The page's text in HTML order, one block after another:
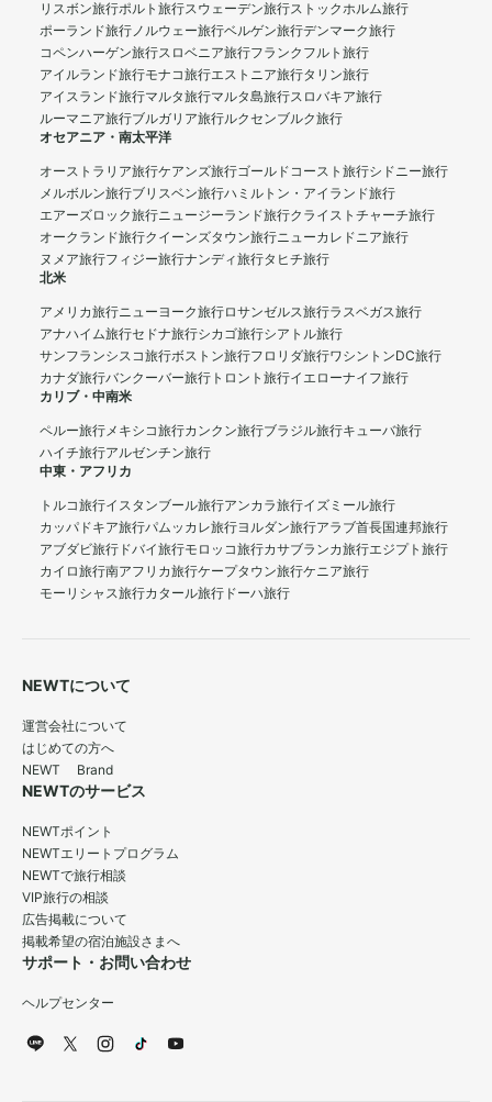
リスボン旅行ポルト旅行スウェーデン旅行ストックホルム旅行
ポーランド旅行ノルウェー旅行ベルゲン旅行デンマーク旅行
コペンハーゲン旅行スロベニア旅行フランクフルト旅行
アイルランド旅行モナコ旅行エストニア旅行タリン旅行
アイスランド旅行マルタ旅行マルタ島旅行スロバキア旅行
ルーマニア旅行ブルガリア旅行ルクセンブルク旅行
オセアニア・南太平洋
オーストラリア旅行ケアンズ旅行ゴールドコースト旅行シドニー旅行
メルボルン旅行ブリスベン旅行ハミルトン・アイランド旅行
エアーズロック旅行ニュージーランド旅行クライストチャーチ旅行
オークランド旅行クイーンズタウン旅行ニューカレドニア旅行
ヌメア旅行フィジー旅行ナンディ旅行タヒチ旅行
北米
アメリカ旅行ニューヨーク旅行ロサンゼルス旅行ラスベガス旅行
アナハイム旅行セドナ旅行シカゴ旅行シアトル旅行
サンフランシスコ旅行ボストン旅行フロリダ旅行ワシントンDC旅行
カナダ旅行バンクーバー旅行 トロント旅行イエローナイフ旅行
カリブ・中南米
ペルー旅行メキシコ旅行カンクン旅行ブラジル旅行キューバ旅行
ハイチ旅行アルゼンチン旅行
中東・アフリカ
トルコ旅行イスタンブール旅行アンカラ旅行イズミール旅行
カッパドキア旅行パムッカレ旅行ヨルダン旅行アラブ首長国連邦旅行
アブダビ旅行 ドバイ旅行モロッコ旅行カサブランカ旅行エジプト旅行
カイロ旅行南アフリカ旅行ケープタウン旅行ケニア旅行
モーリシャス旅行カタール旅行 ドーハ旅行
NEWTについて
運営会社について
はじめての方へ
NEWT Brand
NEWTのサービス
NEWTポイント
NEWTエリートプログラム
NEWTで旅行相談
VIP旅行の相談
広告掲載について
掲載希望の宿泊施設さまへ
サポート・お問い合わせ
ヘルプセンター